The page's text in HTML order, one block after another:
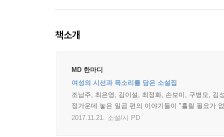
책소개
MD 한마디
여성의 시선과 목소리를 담은 소설집
조남주, 최은영, 김이설, 최정화, 손보미, 구병모, 김
정가운데 놓은 일곱 편의 이야기들이 "흘릴 필요가
2017.11.21. 소설/시 PD